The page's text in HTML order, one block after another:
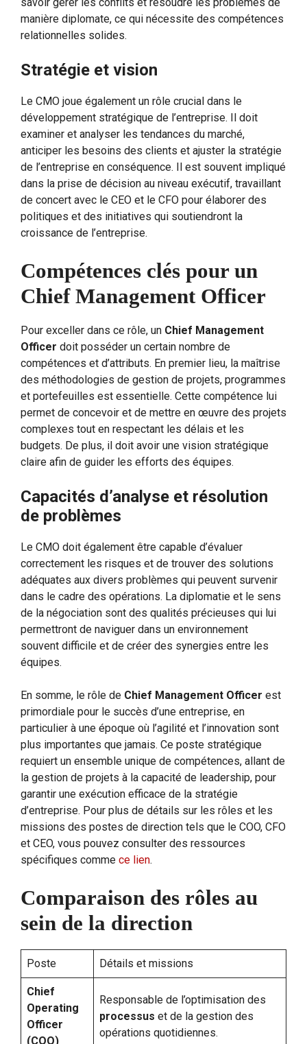
manière diplomate, ce qui nécessite des compétences
relationnelles solides.
Stratégie et vision
Le CMO joue également un rôle crucial dans le
développement stratégique de l’entreprise. Il doit
examiner et analyser les tendances du marché,
anticiper les besoins des clients et ajuster la stratégie
de l’entreprise en conséquence. Il est souvent impliqué
dans la prise de décision au niveau exécutif, travaillant
de concert avec le CEO et le CFO pour élaborer des
politiques et des initiatives qui soutiendront la
croissance de l’entreprise.
Compétences clés pour un
Chief Management Officer
Pour exceller dans ce rôle, un Chief Management
Officer doit posséder un certain nombre de
compétences et d’attributs. En premier lieu, la maîtrise
des méthodologies de gestion de projets, programmes
et portefeuilles est essentielle. Cette compétence lui
permet de concevoir et de mettre en œuvre des projets
complexes tout en respectant les délais et les
budgets. De plus, il doit avoir une vision stratégique
claire afin de guider les efforts des équipes.
Capacités d’analyse et résolution
de problèmes
Le CMO doit également être capable d’évaluer
correctement les risques et de trouver des solutions
adéquates aux divers problèmes qui peuvent survenir
dans le cadre des opérations. La diplomatie et le sens
de la négociation sont des qualités précieuses qui lui
permettront de naviguer dans un environnement
souvent difficile et de créer des synergies entre les
équipes.
En somme, le rôle de Chief Management Officer est
primordiale pour le succès d’une entreprise, en
particulier à une époque où l’agilité et l’innovation sont
plus importantes que jamais. Ce poste stratégique
requiert un ensemble unique de compétences, allant de
la gestion de projets à la capacité de leadership, pour
garantir une exécution efficace de la stratégie
d’entreprise. Pour plus de détails sur les rôles et les
missions des postes de direction tels que le COO, CFO
et CEO, vous pouvez consulter des ressources
spécifiques comme ce lien.
Comparaison des rôles au
sein de la direction
Poste Détails et missions
Chief
Operating
Officer
(COO)
Responsable de l’optimisation des
processus et de la gestion des
opérations quotidiennes.